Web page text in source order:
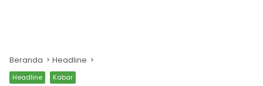
Beranda Headline
Headline Kabar